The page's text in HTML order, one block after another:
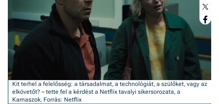
Kit terhel a felelősség: a társadalmat, a technológiát, a szülőket, vagy az
elkövetőt? – tette fel a kérdést a Netflix tavalyi sikersorozata, a
Kamaszok. Forrás: Netflix